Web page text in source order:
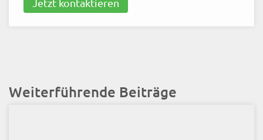
Weiterführende Beiträge